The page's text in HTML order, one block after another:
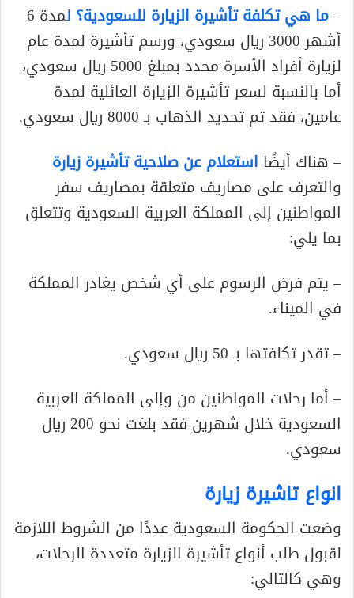
–ما هي تكلفة تأشيرة الزيارة للسعودية؟ ل
مدة 6
أشهر 3000 ريال سعودي، ورسم تأشيرة لمدة عام
لزيارة أفراد الأسرة محدد بمبلغ 5000 ريال سعودي،
أما بالنسبة لسعر تأشيرة الزيارة العائلية لمدة
عامين، فقد تم تحديد الذهاب بـ 8000 ريال سعودي.
– هناك أيضًا استعلام عن صلاحية تأشيرة زيارة
والتعرف على مصاريف متعلقة بمصاريف سفر
المواطنين إلى المملكة العربية السعودية وتتعلق
بما يلي:
– يتم فرض الرسوم على أي شخص يغادر المملكة
في الميناء.
– تقدر تكلفتها بـ 50 ريال سعودي.
– أما رحلات المواطنين من وإلى المملكة العربية
السعودية خلال شهرين فقد بلغت نحو 200 ريال
سعودي.
انواع تاشيرة زيارة
وضعت الحكومة السعودية عددًا من الشروط اللازمة
لقبول طلب أنواع تأشيرة الزيارة متعددة الرحلات،
وهي كالتالي: